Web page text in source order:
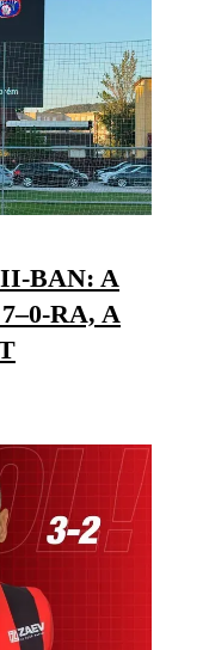
BAN: A
RA, A